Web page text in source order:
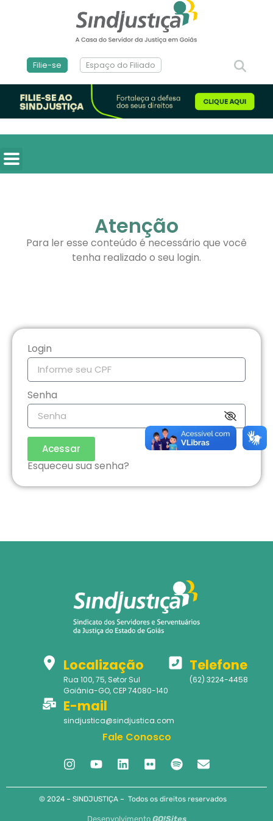
Filie-se Espaço do Filiado
Atenção
Para ler esse conteúdo é necessário que você
tenha realizado o seu login.
Login
Senha
Acessar
Esqueceu sua senha?
Localização
Rua 100, 75, Setor Sul
Goiânia-GO, CEP 74080-140
Telefone
(62) 3224-4458
E-mail
sindjustica@sindjustica.com
Fale Conosco
© 2024 – SINDJUSTIÇA – Todos os direitos reservados
Desenvolvimento GO!Sites